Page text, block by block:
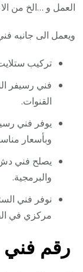
العمل و …الخ من
ويعمل الى جانبه
تركيب
فني رسيفر
القنوات.
يوفر فني
وبأسعار
يصلح فني دش
والبرمجية.
نوفر فني
مركزي في
رقم فني